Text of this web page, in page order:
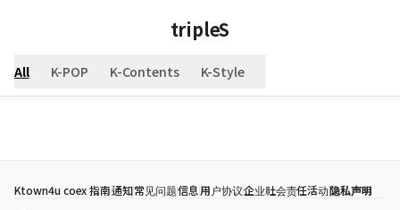
tripleS
All K-POP K-Contents K-Style
Ktown4u coex 指南通知常见问题信息用户协议企业社会责任活动隐私声明